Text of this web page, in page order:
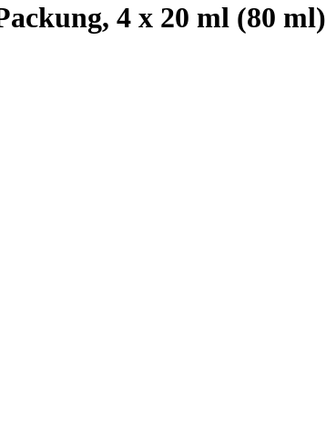
4 x 20 ml (80 ml)